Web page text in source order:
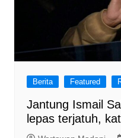
Berita Featured
Jantung Ismail
lepas terjatuh,